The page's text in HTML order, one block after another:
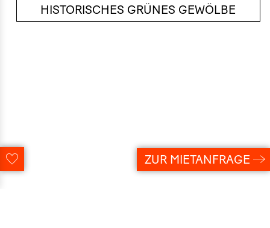
HISTORISCHES GRÜNES GEWÖLBE
ZUR MIETANFRAGE